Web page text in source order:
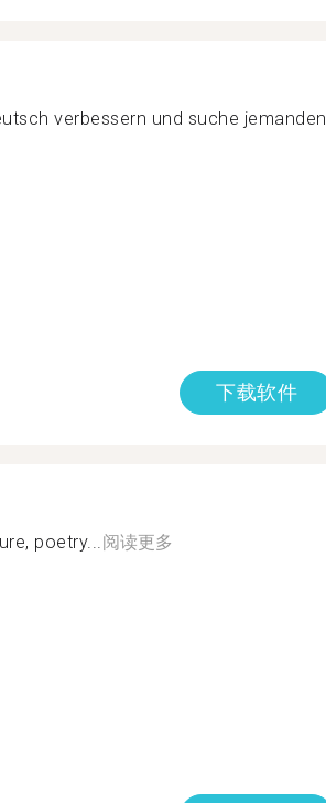
verbessern und suche jemanden
下载软件
poetry...阅读更多